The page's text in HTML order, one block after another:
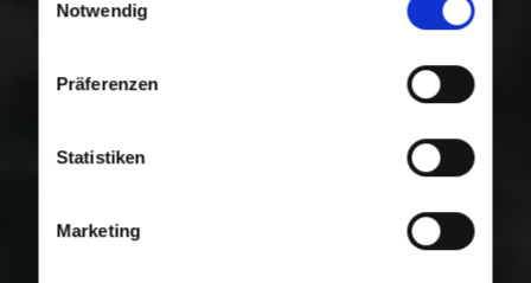
Nutzung der Dienste gesammelt haben.
Notwendig
Präferenzen
Statistiken
Marketing